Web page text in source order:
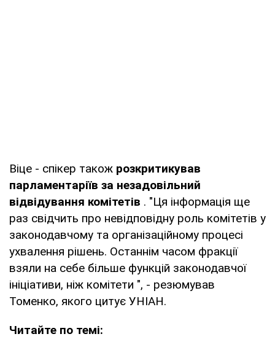
Віце - спікер також розкритикував
парламентаріїв за незадовільний
відвідування комітетів . "Ця інформація ще
раз свідчить про невідповідну роль комітетів у
законодавчому та організаційному процесі
ухвалення рішень. Останнім часом фракції
взяли на себе більше функцій законодавчої
ініціативи, ніж комітети ", - резюмував
Томенко, якого цитує УНІАН.
Читайте по темі: